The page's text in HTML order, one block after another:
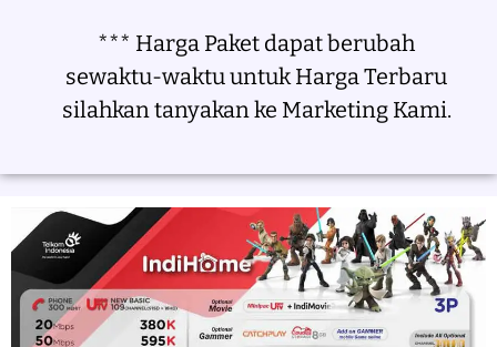
*** Harga Paket dapat berubah
sewaktu-waktu untuk Harga Terbaru
silahkan tanyakan ke Marketing Kami.